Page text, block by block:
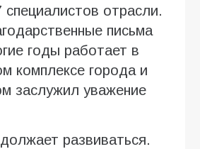
специалистов отрасли.
письма
годы работает в
комплексе города и
заслужил уважение
развиваться.